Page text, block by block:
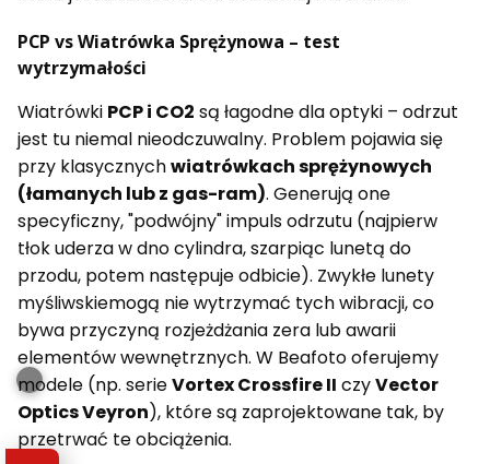
PCP vs Wiatrówka Sprężynowa – test
wytrzymałości
Wiatrówki PCP i CO2 są łagodne dla optyki – odrzut
jest tu niemal nieodczuwalny. Problem pojawia się
przy klasycznychwiatrówkach sprężynowych
(łamanych lub z gas-ram). Generują one
specyficzny, "podwójny" impuls odrzutu (najpierw
tłok uderza w dno cylindra, szarpiąc lunetą do
przodu, potem następuje odbicie). Zwykłe lunety
myśliwskiemogą nie wytrzymać tych wibracji, co
bywa przyczyną rozjeżdżania zera lub awarii
elementów wewnętrznych. W Beafoto oferujemy
modele (np. serieVortex Crossfire II czyVector
Optics Veyron), które są zaprojektowane tak, by
przetrwać te obciążenia.